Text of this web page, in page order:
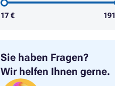
17 € 191
Sie haben Fragen?
Wir helfen Ihnen gerne.